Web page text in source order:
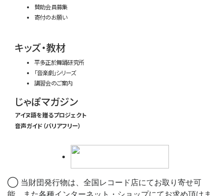
賛助会員募集
寄付のお願い
キッズ・教材
平多正於舞踊研究所
「音楽劇」シリーズ
講習会のご案内
じゃぽマガジン
アイヌ語を贈るプロジェクト
音声ガイド（バリアフリー）
◯ 当財団発行物は、全国レコード店にてお取り寄せ可